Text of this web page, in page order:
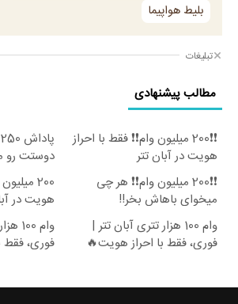
بلیط هواپیما
تبلیغات
مطالب پیشنهادی
❗❗200 میلیون وام❗❗ فقط با احراز
هویت در آبان تتر
دوستت رو
😍
❗❗200 میلیون وام❗❗ هر چی
میخوای باهاش بخر!!
200
هویت در
وام 100 هزار تتری آبان تتر |
فوری، فقط با احراز هویت🔥
وام
فوری، فقط